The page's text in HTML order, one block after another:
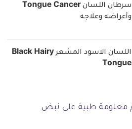
سرطان اللسان Tongue Cancer
وأعراضه وعلاجه
اللسان الاسود المشعر Black Hairy
Tongue